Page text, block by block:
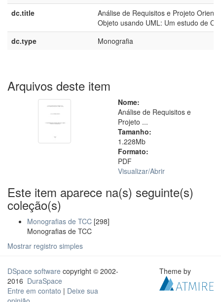
dc.title
Análise de Requisitos e Projeto
Objeto usando UML: Um estudo de
dc.type
Monografia
Arquivos deste item
Nome:
Análise de Requisitos e
Projeto ...
Tamanho:
1.228Mb
Formato:
PDF
Visualizar/Abrir
Este item aparece na(s) seguinte(s)
coleção(s)
Monografias de TCC [298]
Monografias de TCC
Mostrar registro simples
DSpace software copyright © 2002-
2016 DuraSpace
Entre em contato | Deixe sua
Theme by